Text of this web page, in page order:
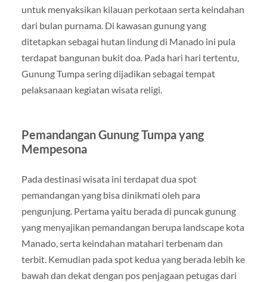
untuk menyaksikan kilauan perkotaan serta keindahan
dari bulan purnama. Di kawasan gunung yang
ditetapkan sebagai hutan lindung di Manado ini pula
terdapat bangunan bukit doa. Pada hari hari tertentu,
Gunung Tumpa sering dijadikan sebagai tempat
pelaksanaan kegiatan wisata religi.
Pemandangan Gunung Tumpa yang
Mempesona
Pada destinasi wisata ini terdapat dua spot
pemandangan yang bisa dinikmati oleh para
pengunjung. Pertama yaitu berada di puncak gunung
yang menyajikan pemandangan berupa landscape kota
Manado, serta keindahan matahari terbenam dan
terbit. Kemudian pada spot kedua yang berada lebih ke
bawah dan dekat dengan pos penjagaan petugas dari